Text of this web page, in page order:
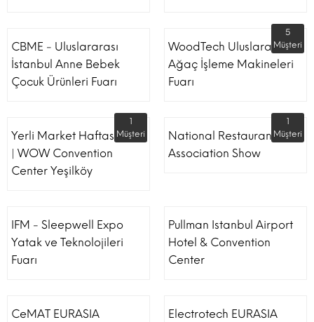
CBME - Uluslararası
İstanbul Anne Bebek
Çocuk Ürünleri Fuarı
WoodTech Uluslararası
Ağaç İşleme Makineleri
Fuarı
5
Müşteri
Yerli Market Haftası Fuarı
| WOW Convention
Center Yeşilköy
1
Müşteri
National Restaurant
Association Show
1
Müşteri
IFM - Sleepwell Expo
Yatak ve Teknolojileri
Fuarı
Pullman Istanbul Airport
Hotel & Convention
Center
CeMAT EURASIA Electrotech EURASIA